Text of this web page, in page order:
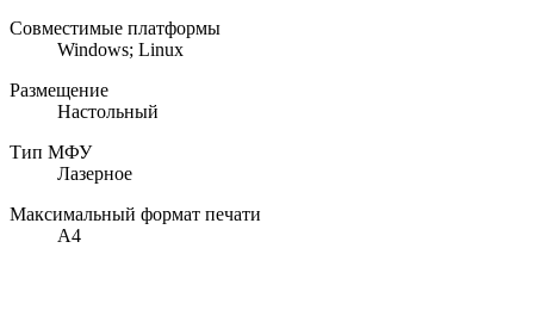
Совместимые платформы
Windows; Linux
Размещение
Настольный
Тип МФУ
Лазерное
Максимальный формат печати
А4